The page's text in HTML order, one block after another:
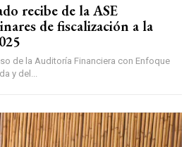
recibe de la ASE
de fiscalización a la
de la Auditoría Financiera con Enfoque
y del...